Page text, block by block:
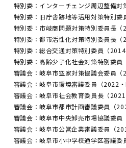
特別委：インターチェンジ周辺整備対
特別委：旧庁舎跡地等活用対策特別委
特別委：市岐商問題対策特別委員長（
特別委：都市活性化対策特別委員長（
特別委：総合交通対策特別委員（2014
特別委：高齢少子化社会対策特別委員
審議会：岐阜市空家対策協議会委員（
審議会：岐阜市環境審議委員（2022・
審議会：岐阜市社会教育委員長（2021
審議会：岐阜市都市計画審議委員（
審議会：岐阜市中央卸売市場協議委員
審議会：岐阜市公営企業審議委員（
審議会：岐阜市小中学校通学区審議委